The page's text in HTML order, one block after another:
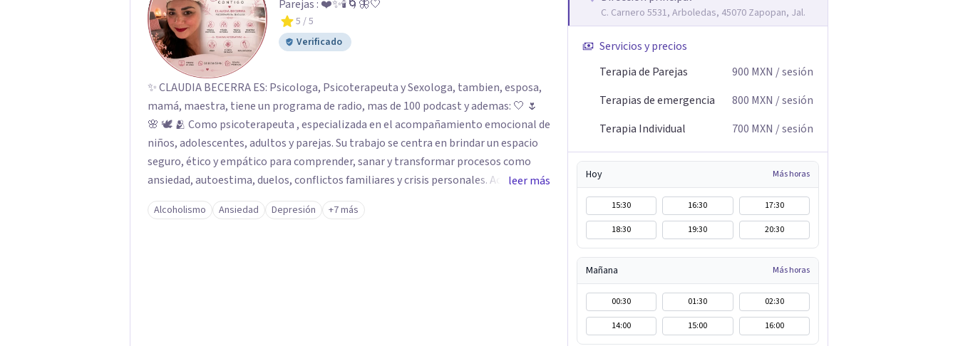
Parejas : ❤️✨🕯️🌀🦋🤍
5 / 5
Verificado
✨ CLAUDIA BECERRA ES: Psicologa, Psicoterapeuta y Sexologa, tambien, esposa,
mamá, maestra, tiene un programa de radio, mas de 100 podcast y ademas: 🤍 🌷
🌸 🕊️ 🫂 Como psicoterapeuta , especializada en el acompañamiento emocional de
niños, adolescentes, adultos y parejas. Su trabajo se centra en brindar un espacio
seguro, ético y empático para comprender, sanar y transformar procesos como
ansiedad, autoestima, duelos, conflictos familiares y crisis personales. Acompaña
desde una mirada humana e integral, favoreciendo el autoconocimiento, la
regulación emocional y el equilibrio interno. 💖 💕 💫 🔥 🌹 Como sexóloga,
leer más
Alcoholismo Ansiedad Depresión +7 más
C. Carnero 5531, Arboledas, 45070 Zapopan, Jal.
Servicios y precios
Terapia de Parejas
900 MXN / sesión
Terapias de emergencia
800 MXN / sesión
Terapia Individual
700 MXN / sesión
Hoy Más horas
15:30 16:30
17:30
18:30
19:30 20:30
Mañana Más horas
00:30 01:30
02:30
14:00
15:00 16:00